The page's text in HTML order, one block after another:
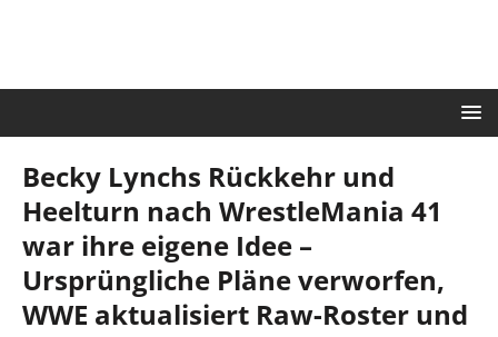
Becky Lynchs Rückkehr und
Heelturn nach WrestleMania 41
war ihre eigene Idee –
Ursprüngliche Pläne verworfen,
WWE aktualisiert Raw-Roster und